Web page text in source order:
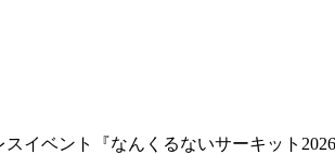
イベント『なんくるないサーキット